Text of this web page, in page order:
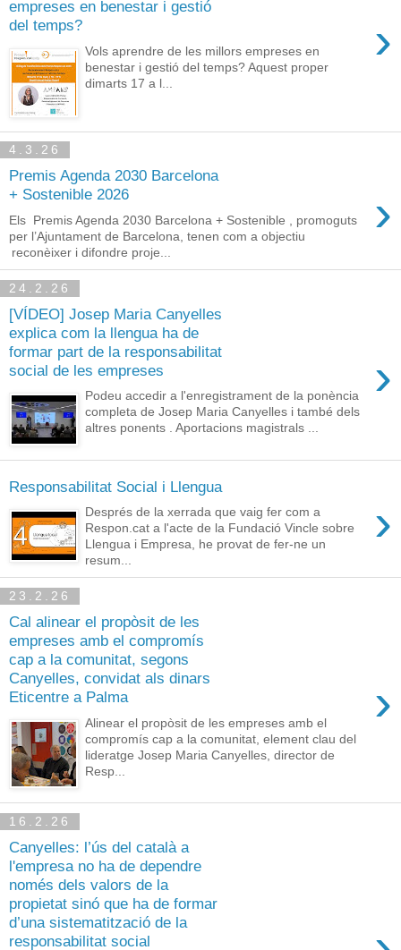
empreses en benestar i gestió
del temps?
›
Vols aprendre de les millors empreses en
benestar i gestió del temps? Aquest proper
dimarts 17 a l...
4.3.26
Premis Agenda 2030 Barcelona
+ Sostenible 2026
›
Els Premis Agenda 2030 Barcelona + Sostenible , promoguts
per l’Ajuntament de Barcelona, tenen com a objectiu
reconèixer i difondre proje...
24.2.26
[VÍDEO] Josep Maria Canyelles
explica com la llengua ha de
formar part de la responsabilitat
social de les empreses
›
Podeu accedir a l'enregistrament de la ponència
completa de Josep Maria Canyelles i també dels
altres ponents . Aportacions magistrals ...
Responsabilitat Social i Llengua
›
Després de la xerrada que vaig fer com a
Respon.cat a l'acte de la Fundació Vincle sobre
Llengua i Empresa, he provat de fer-ne un
resum...
23.2.26
Cal alinear el propòsit de les
empreses amb el compromís
cap a la comunitat, segons
Canyelles, convidat als dinars
Eticentre a Palma
›
Alinear el propòsit de les empreses amb el
compromís cap a la comunitat, element clau del
lideratge Josep Maria Canyelles, director de
Resp...
16.2.26
Canyelles: l’ús del català a
l'empresa no ha de dependre
només dels valors de la
propietat sinó que ha de formar
d’una sistematització de la
responsabilitat social